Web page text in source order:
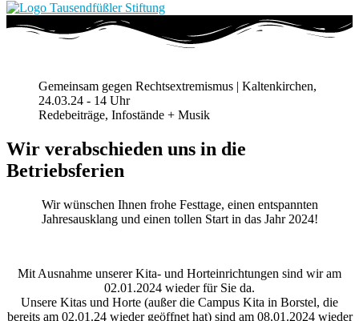
Gemeinsam gegen Rechtsextremismus | Kaltenkirchen,
24.03.24 - 14 Uhr
Redebeiträge, Infostände + Musik
Wir verabschieden uns in die
Betriebsferien
Wir wünschen Ihnen frohe Festtage, einen entspannten
Jahresausklang und einen tollen Start in das Jahr 2024!
Mit Ausnahme unserer Kita- und Horteinrichtungen sind wir am
02.01.2024 wieder für Sie da.
Unsere Kitas und Horte (außer die Campus Kita in Borstel, die
bereits am 02.01.24 wieder geöffnet hat) sind am 08.01.2024 wieder